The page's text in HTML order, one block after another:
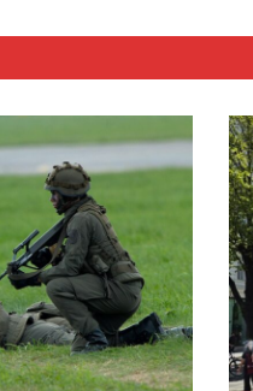
b
o
o
k
k
y
d
s
t